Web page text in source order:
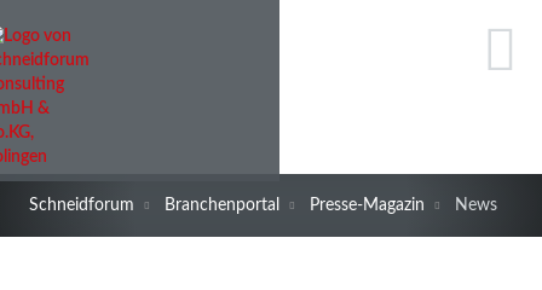
Schneidforum Branchenportal Presse-Magazin News